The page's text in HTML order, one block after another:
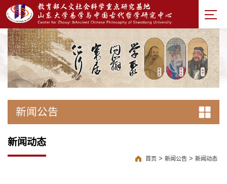
新闻公告
新闻动态
首页 > 新闻公告 > 新闻动态